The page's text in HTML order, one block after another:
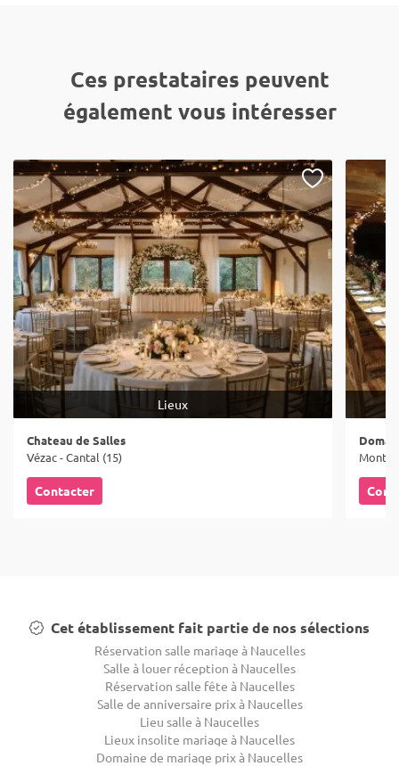
Ces prestataires peuvent
également vous intéresser
Lieux
Chateau de Salles
Vézac - Cantal (15)
Contacter
Cet établissement fait partie de nos sélections
Réservation salle mariage à Naucelles
Salle à louer réception à Naucelles
Réservation salle fête à Naucelles
Salle de anniversaire prix à Naucelles
Lieu salle à Naucelles
Lieux insolite mariage à Naucelles
Domaine de mariage prix à Naucelles